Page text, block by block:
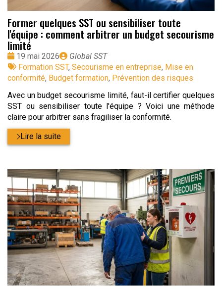
Former quelques SST ou sensibiliser toute
l'équipe : comment arbitrer un budget secourisme
limité
Date
:
19 mai 2026
Publié
par
Global SST
Tags
:
Formation SST, Secourisme en entreprise, Mise en
conformité, Budget formation, Prévention des risques
Avec un budget secourisme limité, faut-il certifier quelques
SST ou sensibiliser toute l'équipe ? Voici une méthode
claire pour arbitrer sans fragiliser la conformité.
Lire la suite